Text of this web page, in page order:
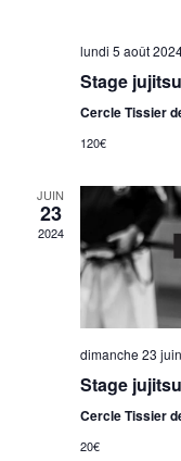
lundi 5 août
Stage
Cercle Tissier
120€
JUIN
23
2024
dimanche 23
Stage
Cercle Tissier
20€